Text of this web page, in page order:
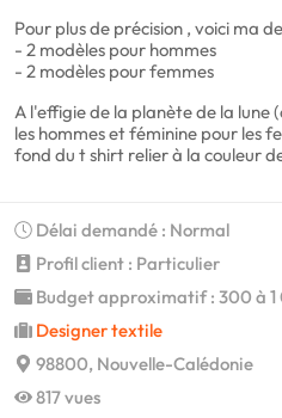
Pour plus de précision , voici ma
- 2 modèles pour hommes
- 2 modèles pour femmes
A l'effigie de la planète de la lune
les hommes et féminine pour les
fond du t shirt relier à la couleur
Délai demandé : Normal
Profil client : Particulier
Budget approximatif : 300 à
Designer textile
98800, Nouvelle-Calédonie
817 vues